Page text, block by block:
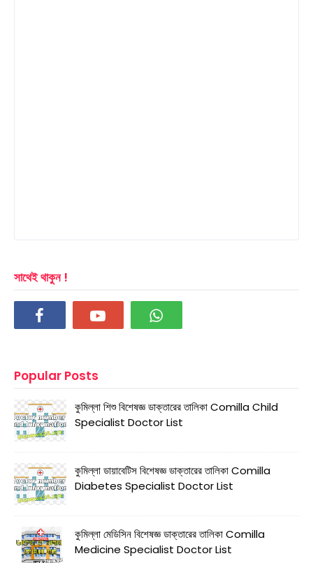
সাথেই থাকুন !
Popular Posts
কুমিল্লা শিশু বিশেষজ্ঞ ডাক্তারের তালিকা Comilla Child
Specialist Doctor List
কুমিল্লা ডায়াবেটিস বিশেষজ্ঞ ডাক্তারের তালিকা Comilla
Diabetes Specialist Doctor List
কুমিল্লা মেডিসিন বিশেষজ্ঞ ডাক্তারের তালিকা Comilla
Medicine Specialist Doctor List